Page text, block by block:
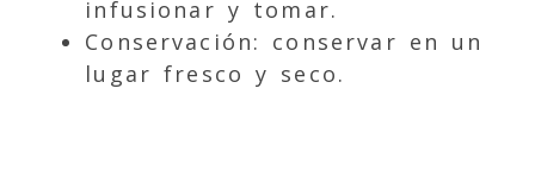
infusionar y tomar.
Conservación: conservar en un
lugar fresco y seco.